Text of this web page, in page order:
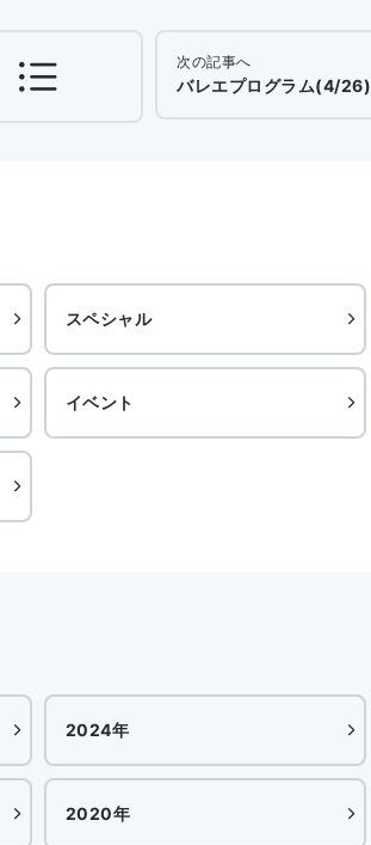
次の記事へ
バレエプログラム(4/26)
スペシャル
イベント
2024年
2020年